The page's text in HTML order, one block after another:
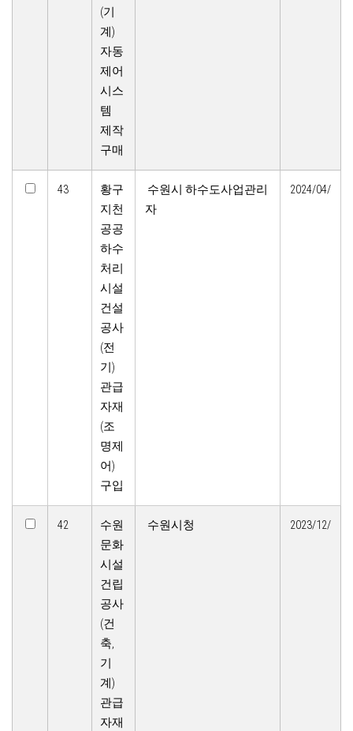
(기
계)
자동
제어
시스
템
제작
구매
43
황구
지천
공공
하수
처리
시설
건설
공사
(전
기)
관급
자재
(조
명제
어)
구입
수원시 하수도사업관리
자
2024/04/
42
수원
문화
시설
건립
공사
(건
축,
기
계)
관급
자재
수원시청 2023/12/